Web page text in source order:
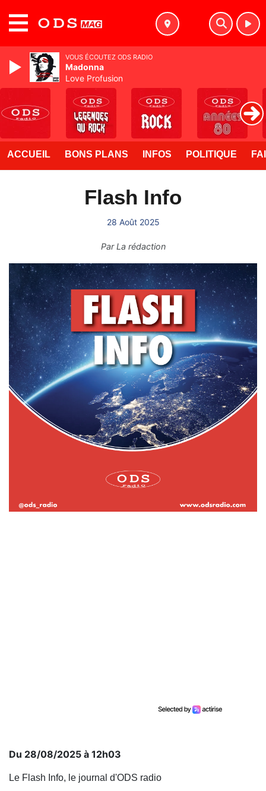
ACCUEIL BONS PLANS INFOS POLITIQUE
Flash Info
28 Août 2025
ParLa rédaction
Du 28/08/2025 à 12h03
Le Flash Info, le journal d'ODS radio
VOUS ÉCOUTEZ ODS RADIO
Madonna
Love Profusion